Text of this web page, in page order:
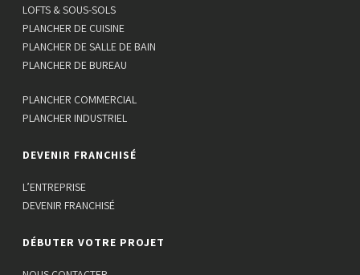
LOFTS & SOUS-SOLS
PLANCHER DE CUISINE
PLANCHER DE SALLE DE BAIN
PLANCHER DE BUREAU
PLANCHER COMMERCIAL
PLANCHER INDUSTRIEL
DEVENIR FRANCHISÉ
L’ENTREPRISE
DEVENIR FRANCHISÉ
DÉBUTER VOTRE PROJET